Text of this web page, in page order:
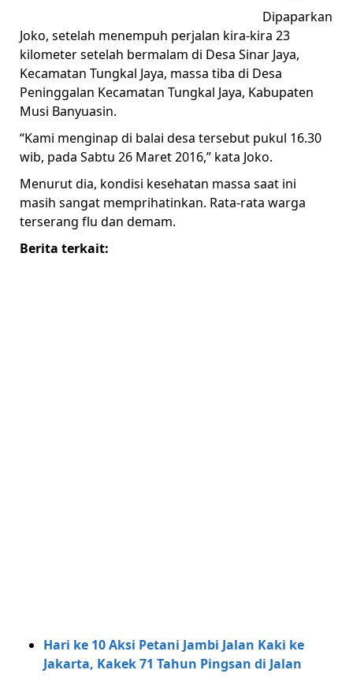
Dipaparkan
Joko, setelah menempuh perjalan kira-kira 23
kilometer setelah bermalam di Desa Sinar Jaya,
Kecamatan Tungkal Jaya, massa tiba di Desa
Peninggalan Kecamatan Tungkal Jaya, Kabupaten
Musi Banyuasin.
“Kami menginap di balai desa tersebut pukul 16.30
wib, pada Sabtu 26 Maret 2016,” kata Joko.
Menurut dia, kondisi kesehatan massa saat ini
masih sangat memprihatinkan. Rata-rata warga
terserang flu dan demam.
Berita terkait:
Hari ke 10 Aksi Petani Jambi Jalan Kaki ke
Jakarta, Kakek 71 Tahun Pingsan di Jalan